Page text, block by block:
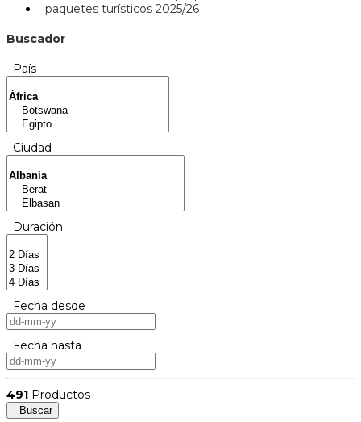
paquetes turísticos 2025/26
Buscador
País
Ciudad
Duración
Fecha desde
Fecha hasta
491 Productos
Buscar